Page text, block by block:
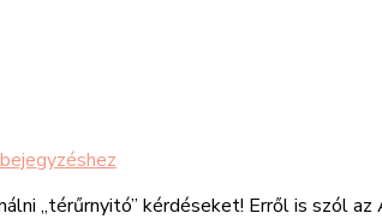
bejegyzéshez
„térűrnyitó” kérdéseket! Erről is szól az